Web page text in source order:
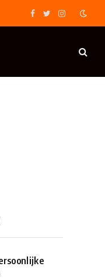
Facebook
TwitterInstagram